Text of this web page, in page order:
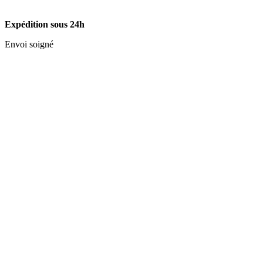
Expédition sous 24h
Envoi soigné